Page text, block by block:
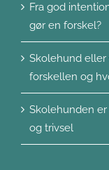
Fra god
gør en forskel?
Skolehund
forskellen og
Skolehunden
og trivsel